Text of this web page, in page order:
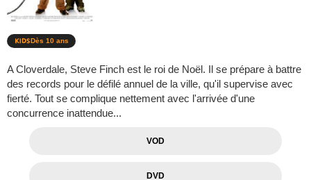
Dès 10 ans
A Cloverdale, Steve Finch est le roi de Noël. Il se prépare à battre
des records pour le défilé annuel de la ville, qu'il supervise avec
fierté. Tout se complique nettement avec l'arrivée d'une
concurrence inattendue...
VOD
DVD